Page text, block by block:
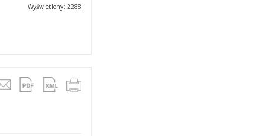
Wyświetlony: 2288